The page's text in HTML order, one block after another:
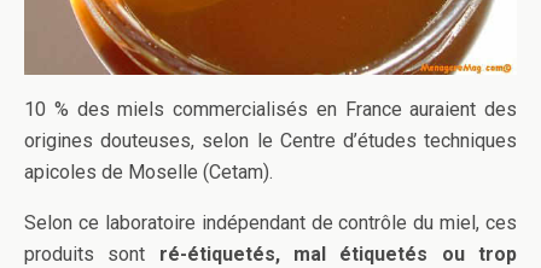
10 % des miels commercialisés en France auraient des
origines douteuses, selon le Centre d’études techniques
apicoles de Moselle (Cetam).
Selon ce laboratoire indépendant de contrôle du miel, ces
produits sont ré-étiquetés, mal étiquetés ou trop